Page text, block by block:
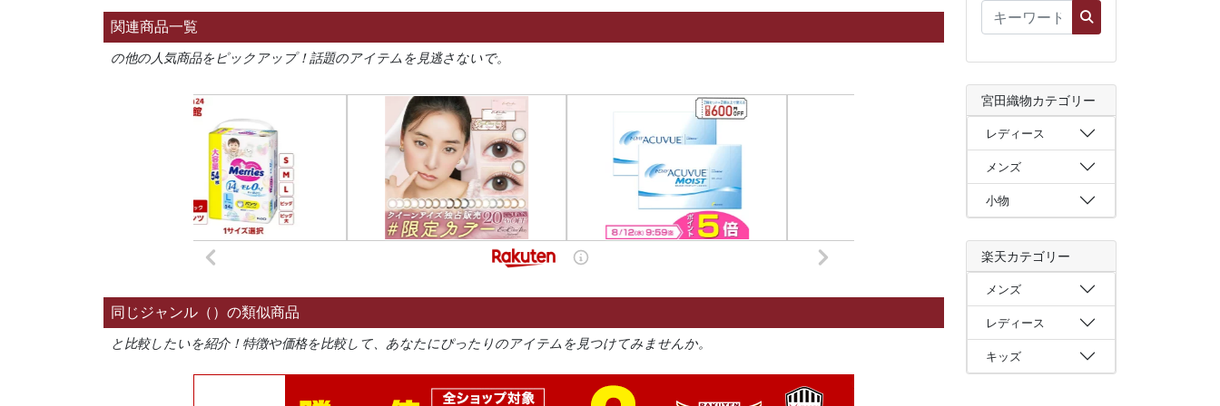
関連商品一覧
の他の人気商品をピックアップ！話題のアイテムを見逃さないで。
同じジャンル（）の類似商品
と比較したいを紹介！特徴や価格を比較して、あなたにぴったりのアイテムを見つけてみませんか。
宮田織物カテゴリー
レディース
メンズ
小物
楽天カテゴリー
メンズ
レディース
キッズ